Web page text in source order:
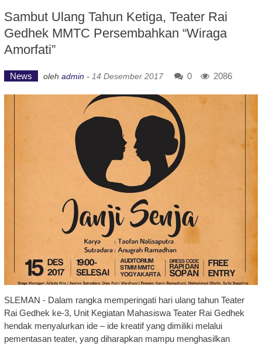
Sambut Ulang Tahun Ketiga, Teater Rai
Gedhek MMTC Persembahkan “Wiraga
Amorfati”
News oleh admin - 14 Desember 2017 0 2086
SLEMAN - Dalam rangka memperingati hari ulang tahun Teater
Rai Gedhek ke-3, Unit Kegiatan Mahasiswa Teater Rai Gedhek
hendak menyalurkan ide – ide kreatif yang dimiliki melalui
pementasan teater, yang diharapkan mampu menghasilkan